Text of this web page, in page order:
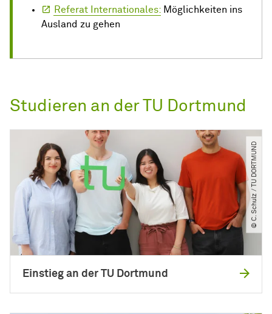
Referat Internationales: Möglichkeiten ins
Ausland zu gehen
Studieren an der TU Dortmund
© C. Schulz ​/​ TU DORTMUND
Einstieg an der TU Dortmund